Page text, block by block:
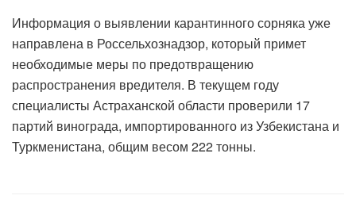
Информация о выявлении карантинного сорняка уже
направлена в Россельхознадзор, который примет
необходимые меры по предотвращению
распространения вредителя. В текущем году
специалисты Астраханской области проверили 17
партий винограда, импортированного из Узбекистана и
Туркменистана, общим весом 222 тонны.